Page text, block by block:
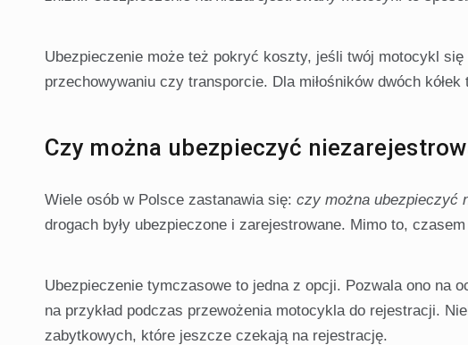
Ubezpieczenie może też pokryć koszty, jeśli twój motocykl
przechowywaniu czy transporcie. Dla miłośników dwóch
Czy można ubezpieczyć
Wiele osób w Polsce zastanawia się: czy można ubezpieczyć
drogach były ubezpieczone i zarejestrowane. Mimo to,
Ubezpieczenie tymczasowe to jedna z opcji. Pozwala ono na
na przykład podczas przewożenia motocykla do rejestracji.
zabytkowych, które jeszcze czekają na rejestrację.